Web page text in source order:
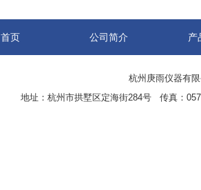
首页 公司简介 产
杭州庚雨仪器有
地址：杭州市拱墅区定海街284号 传真：